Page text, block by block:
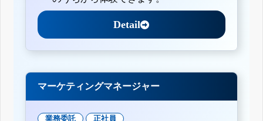
Detail
マーケティングマネージャー
業務委託 正社員